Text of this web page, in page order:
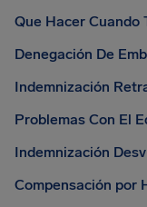
Que Hacer Cuando
Denegación De
Indemnización
Problemas Con El
Indemnización
Compensación por